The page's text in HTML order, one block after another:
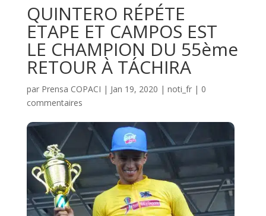
QUINTERO RÉPÉTE
ETAPE ET CAMPOS EST
LE CHAMPION DU 55ème
RETOUR À TÁCHIRA
par Prensa COPACI | Jan 19, 2020 | noti_fr| 0
commentaires